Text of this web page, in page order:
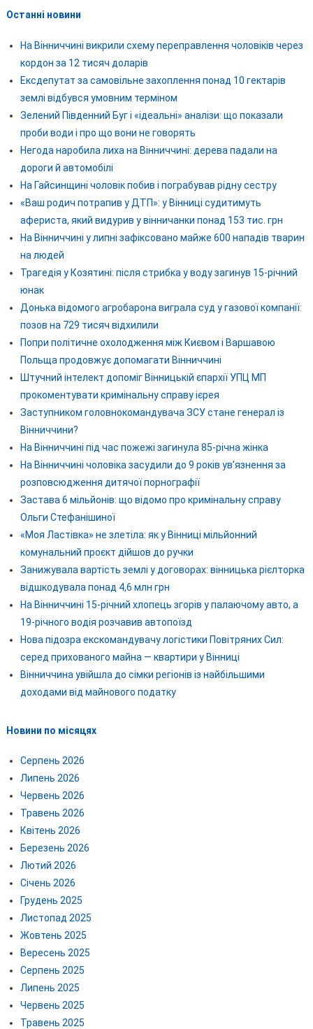
Останні новини
На Вінниччині викрили схему переправлення чоловіків через
кордон за 12 тисяч доларів
Ексдепутат за самовільне захоплення понад 10 гектарів
землі відбувся умовним терміном
Зелений Південний Буг і «ідеальні» аналізи: що показали
проби води і про що вони не говорять
Негода наробила лиха на Вінниччині: дерева падали на
дороги й автомобілі
На Гайсинщині чоловік побив і пограбував рідну сестру
«Ваш родич потрапив у ДТП»: у Вінниці судитимуть
афериста, який видурив у вінничанки понад 153 тис. грн
На Вінниччині у липні зафіксовано майже 600 нападів тварин
на людей
Трагедія у Козятині: після стрибка у воду загинув 15-річний
юнак
Донька відомого агробарона виграла суд у газової компанії:
позов на 729 тисяч відхилили
Попри політичне охолодження між Києвом і Варшавою
Польща продовжує допомагати Вінниччині
Штучний інтелект допоміг Вінницькій єпархії УПЦ МП
прокоментувати кримінальну справу ієрея
Заступником головнокомандувача ЗСУ стане генерал із
Вінниччини?
На Вінниччині під час пожежі загинула 85-річна жінка
На Вінниччині чоловіка засудили до 9 років ув’язнення за
розповсюдження дитячої порнографії
Застава 6 мільйонів: що відомо про кримінальну справу
Ольги Стефанішиної
«Моя Ластівка» не злетіла: як у Вінниці мільйонний
комунальний проєкт дійшов до ручки
Занижувала вартість землі у договорах: вінницька рієлторка
відшкодувала понад 4,6 млн грн
На Вінниччині 15-річний хлопець згорів у палаючому авто, а
19-річного водія розчавив автопоїзд
Нова підозра екскомандувачу логістики Повітряних Сил:
серед прихованого майна — квартири у Вінниці
Вінниччина увійшла до сімки регіонів із найбільшими
доходами від майнового податку
Новини по місяцях
Серпень 2026
Липень 2026
Червень 2026
Травень 2026
Квітень 2026
Березень 2026
Лютий 2026
Січень 2026
Грудень 2025
Листопад 2025
Жовтень 2025
Вересень 2025
Серпень 2025
Липень 2025
Червень 2025
Травень 2025